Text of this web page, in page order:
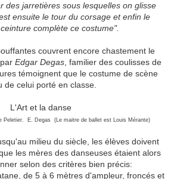
des jarretières sous lesquelles on glisse
ensuite le tour du corsage et enfin le
complète ce costume".
couvrent encore chastement le
Edgar Degas , familier des coulisses de
témoignent que le costume de scène
de celui porté en classe.
Peletier. E. Degas (Le maitre de ballet est Louis Mérante)
milieu du siècle, les élèves doivent
les mères des danseuses étaient alors
selon des critères bien précis:
de 5 à 6 mètres d'ampleur, froncés et